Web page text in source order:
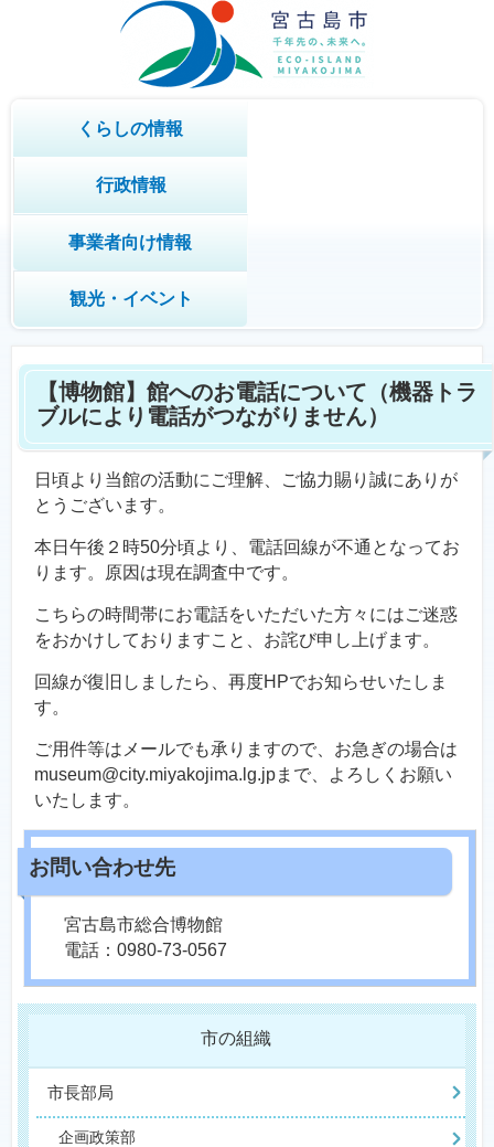
くらしの情報
行政情報
事業者向け情報
観光・イベント
【博物館】館へのお電話について（機器トラ
ブルにより電話がつながりません）
日頃より当館の活動にご理解、ご協力賜り誠にありが
とうございます。
本日午後２時50分頃より、電話回線が不通となってお
ります。原因は現在調査中です。
こちらの時間帯にお電話をいただいた方々にはご迷惑
をおかけしておりますこと、お詫び申し上げます。
回線が復旧しましたら、再度HPでお知らせいたしま
す。
ご用件等はメールでも承りますので、お急ぎの場合は
museum@city.miyakojima.lg.jpまで、よろしくお願い
いたします。
宮古島市総合博物館
電話：0980-73-0567
市の組織
市長部局
企画政策部